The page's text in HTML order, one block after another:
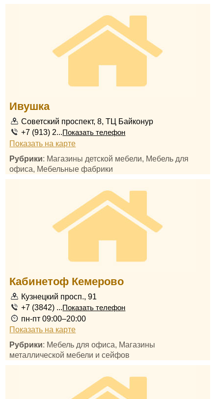
Ивушка
Советский проспект, 8, ТЦ Байконур
+7 (913) 2...Показать телефон
Показать на карте
Рубрики: Магазины детской мебели, Мебель для
офиса, Мебельные фабрики
Кабинетоф Кемерово
Кузнецкий просп., 91
+7 (3842) ...Показать телефон
пн-пт 09:00–20:00
Показать на карте
Рубрики: Мебель для офиса, Магазины
металлической мебели и сейфов